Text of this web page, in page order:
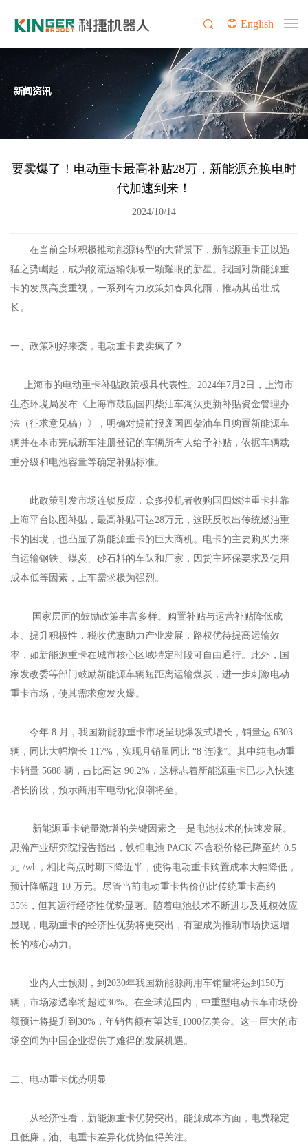
English
要卖爆了！电动重卡最高补贴28万，新能源充换电时
代加速到来！
2024/10/14
在当前全球积极推动能源转型的大背景下，新能源重卡正以迅
猛之势崛起，成为物流运输领域一颗耀眼的新星。我国对新能源重
卡的发展高度重视，一系列有力政策如春风化雨，推动其茁壮成
长。
一、政策利好来袭，电动重卡要卖疯了？
上海市的电动重卡补贴政策极具代表性。2024年7月2日，上海市
生态环境局发布《上海市鼓励国四柴油车淘汰更新补贴资金管理办
法（征求意见稿）》，明确对提前报废国四柴油车且购置新能源车
辆并在本市完成新车注册登记的车辆所有人给予补贴，依据车辆载
重分级和电池容量等确定补贴标准。
此政策引发市场连锁反应，众多投机者收购国四燃油重卡挂靠
上海平台以图补贴，最高补贴可达28万元，这既反映出传统燃油重
卡的困境，也凸显了新能源重卡的巨大商机。电卡的主要购买力来
自运输钢铁、煤炭、砂石料的车队和厂家，因货主环保要求及使用
成本低等因素，上车需求极为强烈。
国家层面的鼓励政策丰富多样。购置补贴与运营补贴降低成
本、提升积极性，税收优惠助力产业发展，路权优待提高运输效
率，如新能源重卡在城市核心区域特定时段可自由通行。此外，国
家发改委等部门鼓励新能源车辆短距离运输煤炭，进一步刺激电动
重卡市场，使其需求愈发火爆。
今年 8 月，我国新能源重卡市场呈现爆发式增长，销量达 6303
辆，同比大幅增长 117%，实现月销量同比 “8 连涨”。其中纯电动重
卡销量 5688 辆，占比高达 90.2%，这标志着新能源重卡已步入快速
增长阶段，预示商用车电动化浪潮将至。
新能源重卡销量激增的关键因素之一是电池技术的快速发展。
思瀚产业研究院报告指出，铁锂电池 PACK 不含税价格已降至约 0.5
元 /wh，相比高点时期下降近半，使得电动重卡购置成本大幅降低，
预计降幅超 10 万元。尽管当前电动重卡售价仍比传统重卡高约
35%，但其运行经济性优势显著。随着电池技术不断进步及规模效应
显现，电动重卡的经济性优势将更突出，有望成为推动市场快速增
长的核心动力。
业内人士预测，到2030年我国新能源商用车销量将达到150万
辆，市场渗透率将超过30%。在全球范围内，中重型电动卡车市场份
额预计将提升到30%，年销售额有望达到1000亿美金。这一巨大的市
场空间为中国企业提供了难得的发展机遇。
二、电动重卡优势明显
从经济性看，新能源重卡优势突出。能源成本方面，电费稳定
且低廉，油、电重卡差异化优势值得关注。